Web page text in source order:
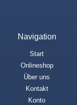
Navigation
Start
Onlineshop
Über uns
Kontakt
Konto